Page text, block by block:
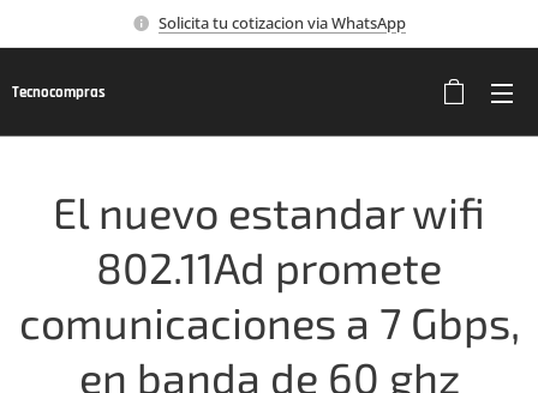
Solicita tu cotizacion via WhatsApp
Tecnocompras
El nuevo estandar wifi
802.11Ad promete
comunicaciones a 7 Gbps,
en banda de 60 ghz